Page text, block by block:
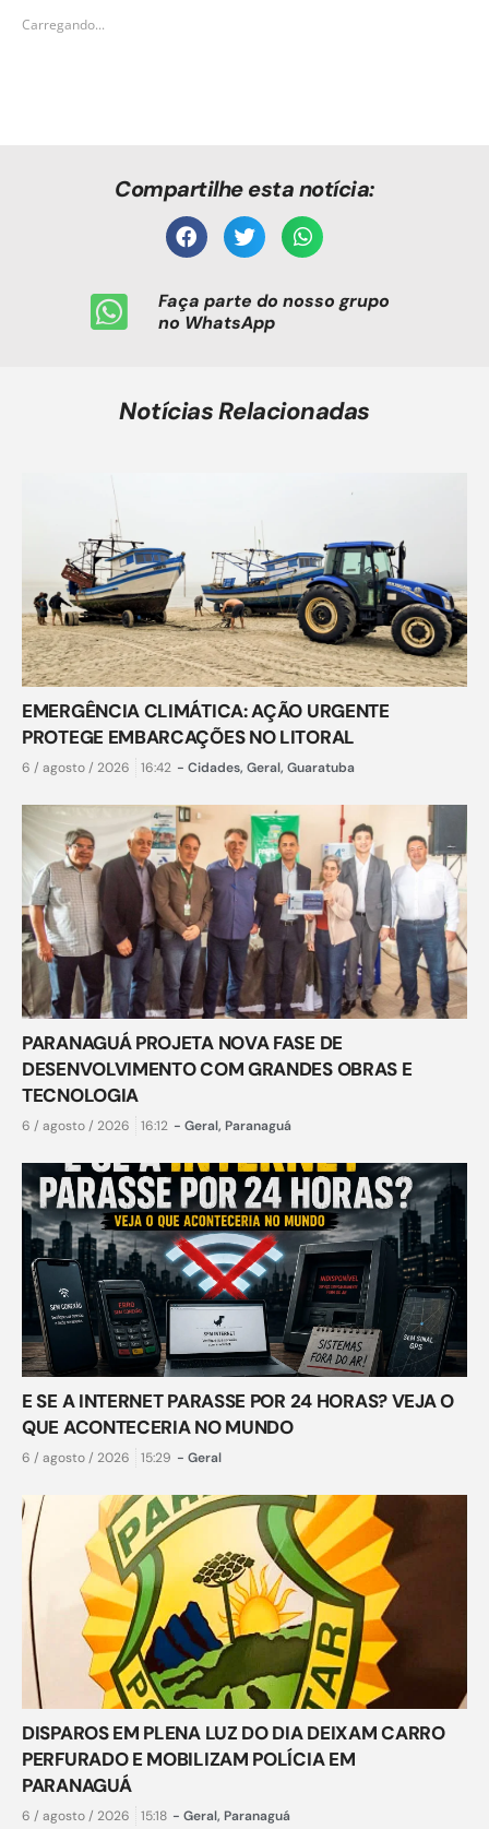
Carregando...
Compartilhe esta notícia:
Faça parte do nosso grupo
no WhatsApp
Notícias Relacionadas
EMERGÊNCIA CLIMÁTICA: AÇÃO URGENTE
PROTEGE EMBARCAÇÕES NO LITORAL
6 / agosto / 2026 16:42 - Cidades, Geral, Guaratuba
PARANAGUÁ PROJETA NOVA FASE DE
DESENVOLVIMENTO COM GRANDES OBRAS E
TECNOLOGIA
6 / agosto / 2026 16:12 - Geral, Paranaguá
E SE A INTERNET PARASSE POR 24 HORAS? VEJA O
QUE ACONTECERIA NO MUNDO
6 / agosto / 2026 15:29 - Geral
DISPAROS EM PLENA LUZ DO DIA DEIXAM CARRO
PERFURADO E MOBILIZAM POLÍCIA EM
PARANAGUÁ
6 / agosto / 2026 15:18 - Geral, Paranaguá